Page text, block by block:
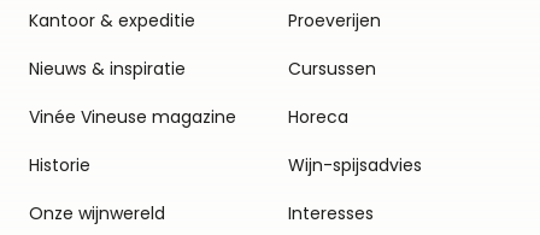
Kantoor & expeditie
Nieuws & inspiratie
Vinée Vineuse magazine
Historie
Onze wijnwereld
Proeverijen
Cursussen
Horeca
Wijn-spijsadvies
Interesses